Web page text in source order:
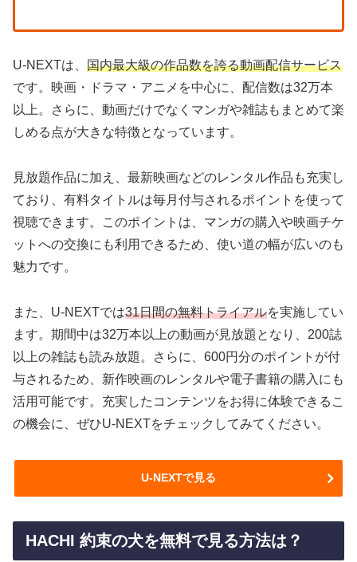
U-NEXTは、 国内最大級の作品数を誇る動画配信サービス
です。映画・ドラマ・アニメを中心に、配信数は32万本
以上。さらに、動画だけでなくマンガや雑誌もまとめて楽
しめる点が大きな特徴となっています。
見放題作品に加え、最新映画などのレンタル作品も充実し
ており、有料タイトルは毎月付与されるポイントを使って
視聴できます。このポイントは、マンガの購入や映画チケ
ットへの交換にも利用できるため、使い道の幅が広いのも
魅力です。
また、U-NEXTでは31日間の無料トライアルを実施してい
ます。期間中は32万本以上の動画が見放題となり、200誌
以上の雑誌も読み放題。さらに、600円分のポイントが付
与されるため、新作映画のレンタルや電子書籍の購入にも
活用可能です。充実したコンテンツをお得に体験できるこ
の機会に、ぜひU-NEXTをチェックしてみてください。
U-NEXTで見る
HACHI 約束の犬を無料で見る方法は？